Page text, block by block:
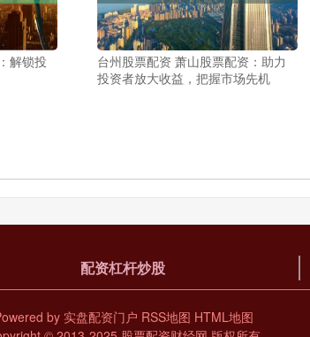
解锁投
台州股票配资 萧山股票配资：助力
投资者放大收益，把握市场先机
配资杠杆炒股
by 实盘配资门户 RSS地图 HTML地图